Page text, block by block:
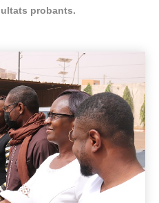
probants.